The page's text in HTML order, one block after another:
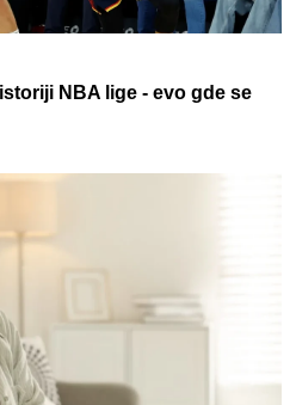
NBA lige - evo gde se